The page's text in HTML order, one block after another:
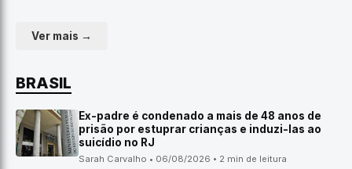
Ver mais →
BRASIL
Ex-padre é condenado a mais de 48 anos de
prisão por estuprar crianças e induzi-las ao
suicídio no RJ
Sarah Carvalho • 06/08/2026 • 2 min de leitura